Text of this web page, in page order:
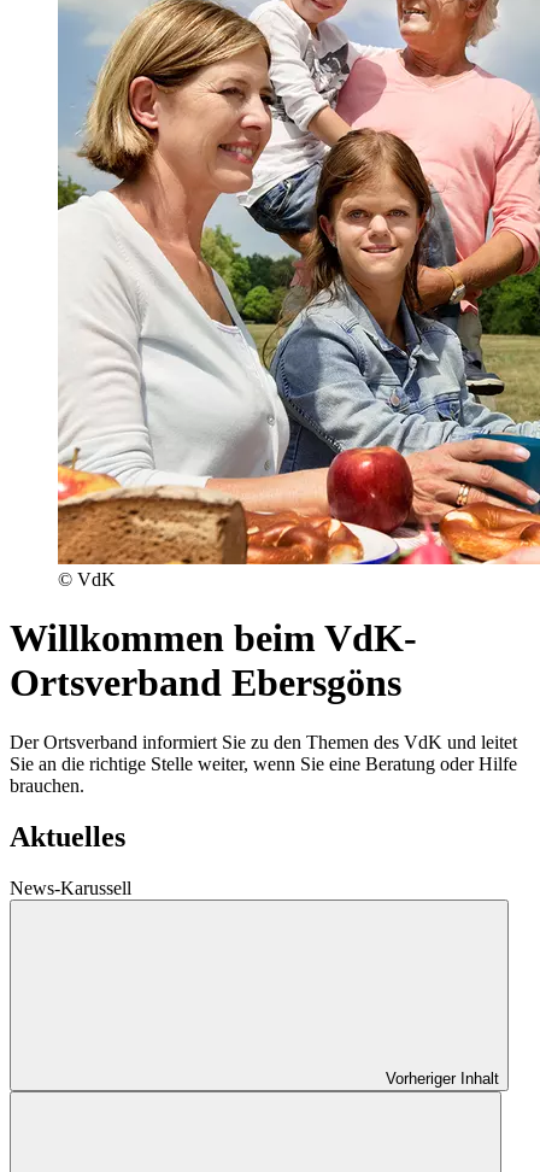
© VdK
Willkommen beim VdK-
Ortsverband Ebersgöns
Der Ortsverband informiert Sie zu den Themen des VdK und leitet
Sie an die richtige Stelle weiter, wenn Sie eine Beratung oder Hilfe
brauchen.
Aktuelles
News-Karussell
Vorheriger Inhalt